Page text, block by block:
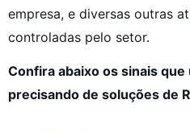
empresa, e diversas outras
controladas pelo setor.
Confira abaixo os sinais que
precisando de soluções de